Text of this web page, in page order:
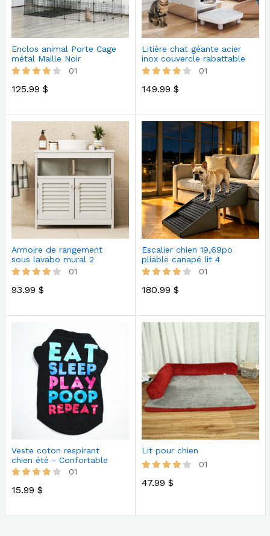
Enclos animal Porte Cage
métal Maille Noir
01
125.99 $
Litière chat géante acier
inox couvercle rabattable
01
149.99 $
Armoire de rangement
sous lavabo mural 2
portes avec t…01
93.99 $
Escalier chien 19,69po
pliable canapé lit 4
marches gr…
01
180.99 $
Veste coton respirant
chien été - Confortable
léger
01
15.99 $
Lit pour chien
01
47.99 $